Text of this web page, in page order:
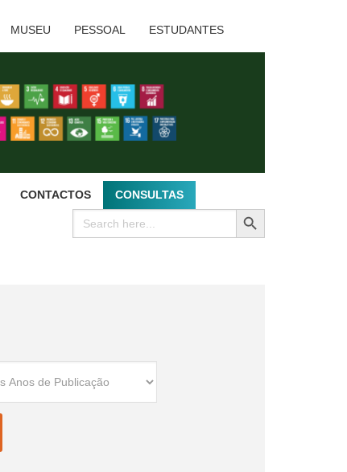
MUSEU PESSOAL ESTUDANTES
CONTACTOS CONSULTAS
Search
for:
SEARCH BUTTON